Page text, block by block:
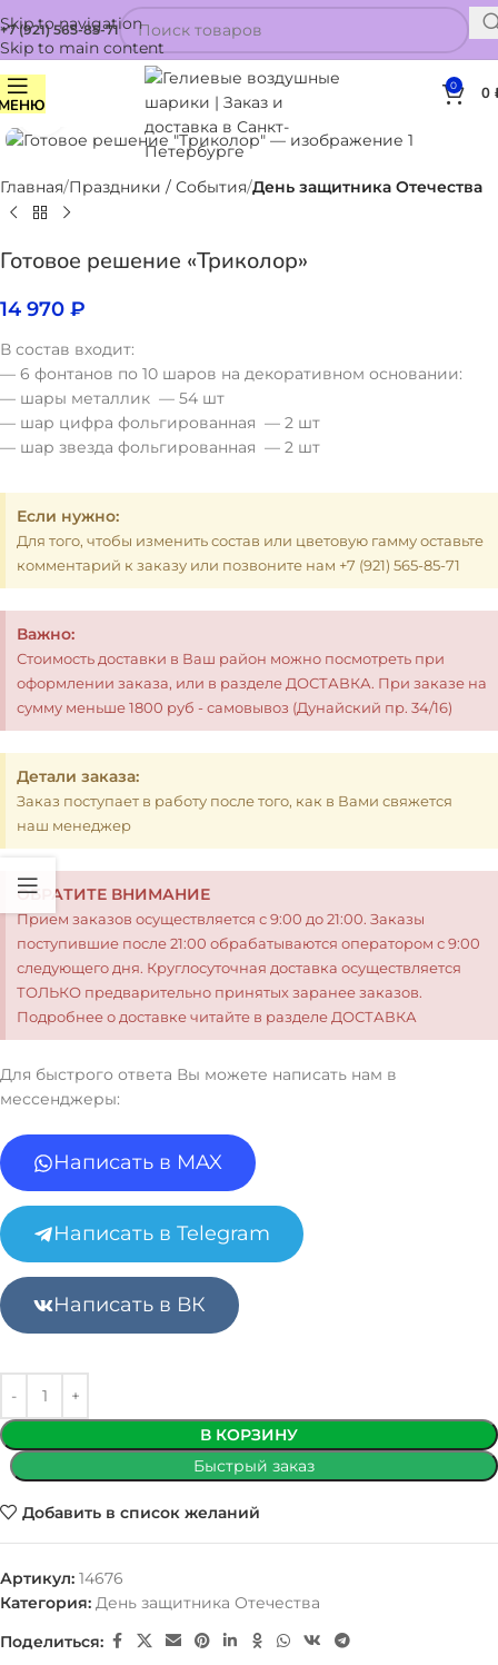
Skip to navigation
Skip to main content
+7 (921) 565-85-71
0 0
Нажмите, чтобы увеличить
Главная Праздники / События День защитника Отечества
Готовое решение «Триколор»
14 970 ₽
В состав входит:
— 6 фонтанов по 10 шаров на декоративном основании:
— шары металлик — 54 шт
— шар цифра фольгированная — 2 шт
— шар звезда фольгированная — 2 шт
Если нужно:
Для того, чтобы изменить состав или цветовую гамму оставьте
комментарий к заказу или позвоните нам +7 (921) 565-85-71
Важно:
Стоимость доставки в Ваш район можно посмотреть при
оформлении заказа, или в разделе ДОСТАВКА. При заказе на
сумму меньше 1800 руб - самовывоз (Дунайский пр. 34/16)
Детали заказа:
Заказ поступает в работу после того, как в Вами свяжется
наш менеджер
ОБРАТИТЕ ВНИМАНИЕ
Прием заказов осуществляется с 9:00 до 21:00. Заказы
поступившие после 21:00 обрабатываются оператором с 9:00
следующего дня. Круглосуточная доставка осуществляется
ТОЛЬКО предварительно принятых заранее заказов.
Подробнее о доставке читайте в разделе ДОСТАВКА
Для быстрого ответа Вы можете написать нам в
мессенджеры:
Написать в MAX
Написать в Telegram
Написать в ВК
В КОРЗИНУ
Быстрый заказ
Добавить в список желаний
Артикул: 14676
Категория: День защитника Отечества
Поделиться: